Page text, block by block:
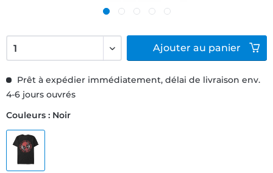
Prêt à expédier immédiatement, délai de livraison env.
4-6 jours ouvrés
Couleurs : Noir
Ajouter au panier